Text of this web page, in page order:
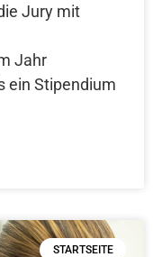
Jury mit
Jahr
ein Stipendium
STARTSEITE